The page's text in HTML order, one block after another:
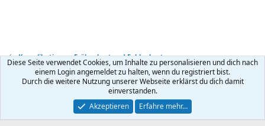
Komplikationen, Frühgeburt und Fehlgeburt
Kontakt Nutzungsbedingungen Datenschutz Hilfe
R
Community platform by XenForo ® © 2010-2026 XenForo Ltd.
Diese Seite verwendet Cookies, um Inhalte zu personalisieren und dich nach
einem Login angemeldet zu halten, wenn du registriert bist.
Durch die weitere Nutzung unserer Webseite erklärst du dich damit
einverstanden.
Akzeptieren
Erfahre mehr…